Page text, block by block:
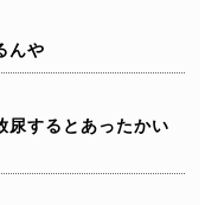
んや
尿するとあったかい